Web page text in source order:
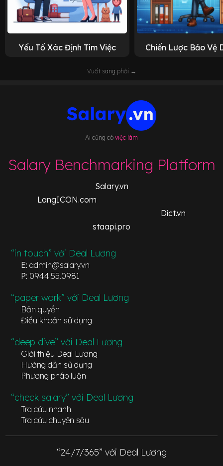
Yếu Tố Xác Định Tìm Việc Chiến Lược Bảo Vệ
Vuốt sang phải →
Ai cũng có việc làm
Salary Benchmarking Platform
Salary.vn
LangICON.com
Dict.vn
staapi.pro
“in touch” với Deal Lương
E: admin@salary.vn
P: 0944.55.0981
“paper work” với Deal Lương
Bản quyền
Điều khoản sử dụng
“deep dive” với Deal Lương
Giới thiệu Deal Lương
Hướng dẫn sử dụng
Phương pháp luận
“check salary” với Deal Lương
Tra cứu nhanh
Tra cứu chuyên sâu
“24/7/365” với Deal Lương